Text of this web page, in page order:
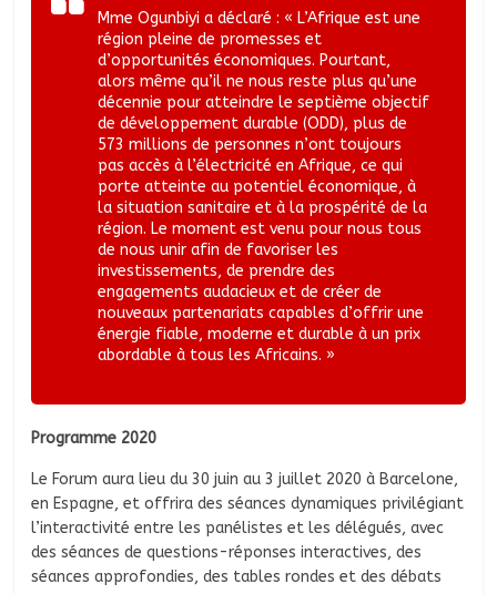
Mme Ogunbiyi a déclaré : « L’Afrique est une
région pleine de promesses et
d’opportunités économiques. Pourtant,
alors même qu’il ne nous reste plus qu’une
décennie pour atteindre le septième objectif
de développement durable (ODD), plus de
573 millions de personnes n’ont toujours
pas accès à l’électricité en Afrique, ce qui
porte atteinte au potentiel économique, à
la situation sanitaire et à la prospérité de la
région. Le moment est venu pour nous tous
de nous unir afin de favoriser les
investissements, de prendre des
engagements audacieux et de créer de
nouveaux partenariats capables d’offrir une
énergie fiable, moderne et durable à un prix
abordable à tous les Africains. »
Programme 2020
Le Forum aura lieu du 30 juin au 3 juillet 2020 à Barcelone,
en Espagne, et offrira des séances dynamiques privilégiant
l’interactivité entre les panélistes et les délégués, avec
des séances de questions-réponses interactives, des
séances approfondies, des tables rondes et des débats